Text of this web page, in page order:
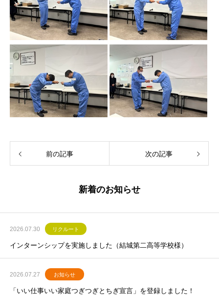
前の記事 次の記事
新着のお知らせ
2026.07.30 リクルート
インターンシップを実施しました（結城第二高等学校様）
2026.07.27 お知らせ
「いい仕事いい家庭つぎつぎとちぎ宣言」を登録しました！